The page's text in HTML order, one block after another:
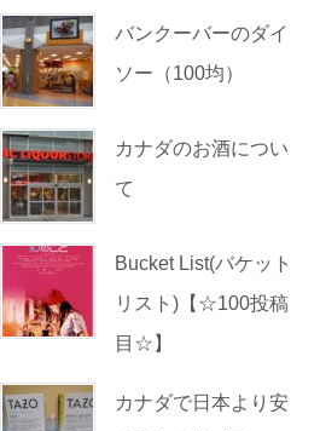
バンクーバーのダイ
ソー（100均）
カナダのお酒につい
て
Bucket List(バケット
リスト)【☆100投稿
目☆】
カナダで日本より安